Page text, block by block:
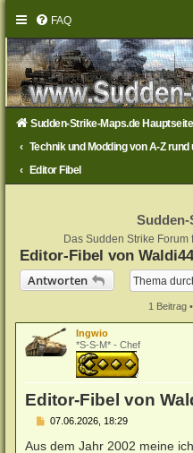
FAQ
Sudden-Strike-Maps.de Hauptseite
Technik und Modding von A-Z
Editor Fibel
Sudden-
Das Sudden Strike Forum
Editor-Fibel von
Antworten
1 Beitrag
Ingwio
*S-S-M* - Chef
Editor-Fibel von
B07.06.2026, 18:29
Aus dem Jahr 2002 meine